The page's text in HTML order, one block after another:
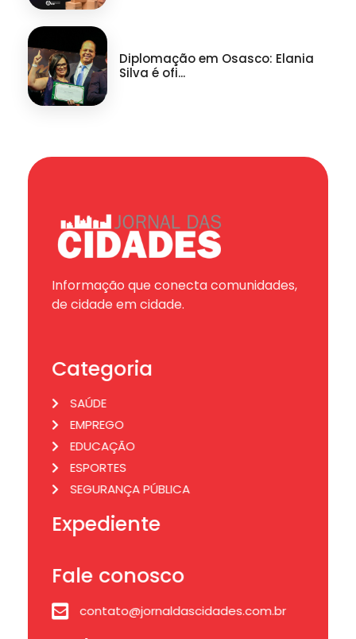
Diplomação em Osasco: Elania
Silva é ofi...
Informação que conecta comunidades,
de cidade em cidade.
Categoria
SAÚDE
EMPREGO
EDUCAÇÃO
ESPORTES
SEGURANÇA PÚBLICA
Expediente
Fale conosco
contato@jornaldascidades.com.br